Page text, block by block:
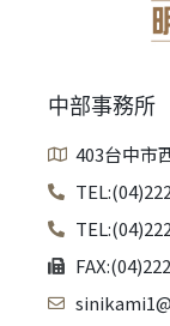
中部事務所
403台中市